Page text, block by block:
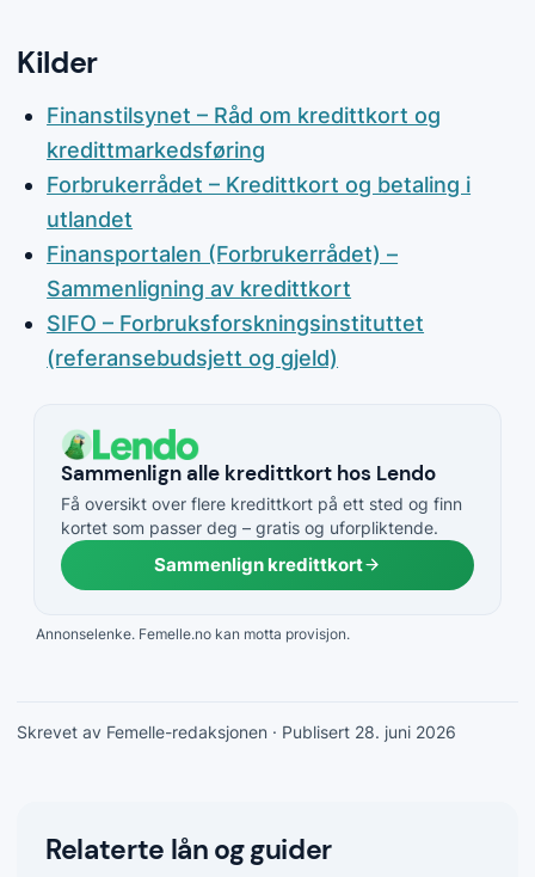
Kilder
Finanstilsynet – Råd om kredittkort og
kredittmarkedsføring
Forbrukerrådet – Kredittkort og betaling i
utlandet
Finansportalen (Forbrukerrådet) –
Sammenligning av kredittkort
SIFO – Forbruksforskningsinstituttet
(referansebudsjett og gjeld)
Sammenlign alle kredittkort hos Lendo
Få oversikt over flere kredittkort på ett sted og finn
kortet som passer deg – gratis og uforpliktende.
Sammenlign kredittkort
Annonselenke. Femelle.no kan motta provisjon.
Skrevet av Femelle-redaksjonen · Publisert 28. juni 2026
Relaterte lån og guider